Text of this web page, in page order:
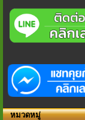
หมวดหมู่